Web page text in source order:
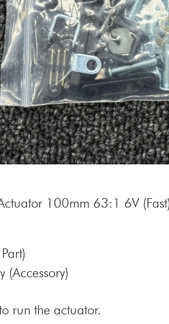
100mm 63:1 6V
(Accessory)
run the actuator.